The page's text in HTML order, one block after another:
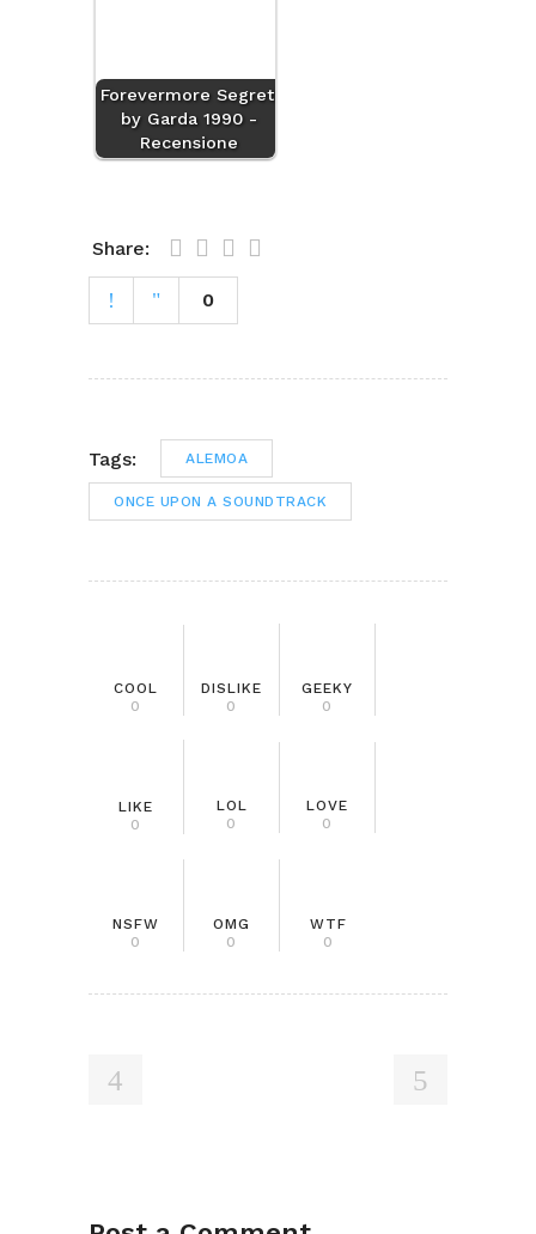
Forevermore Segreti
by Garda 1990 -
Recensione
Share:
0
Tags: ALEMOA
ONCE UPON A SOUNDTRACK
COOL
0
DISLIKE
0
GEEKY
0
LIKE
0
LOL
0
LOVE
0
NSFW
0
OMG
0
WTF
0